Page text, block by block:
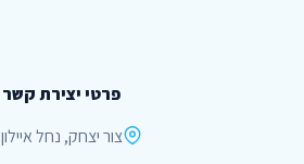
פרטי יצירת קשר
צור יצחק, נחל איילון 20